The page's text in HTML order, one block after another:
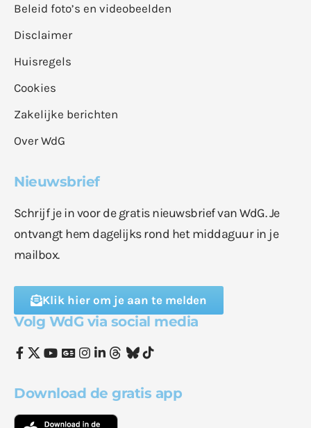
Beleid foto’s en videobeelden
Disclaimer
Huisregels
Cookies
Zakelijke berichten
Over WdG
Nieuwsbrief
Schrijf je in voor de gratis nieuwsbrief van WdG. Je
ontvangt hem dagelijks rond het middaguur in je
mailbox.
Klik hier om je aan te melden
Volg WdG via social media
Download de gratis app